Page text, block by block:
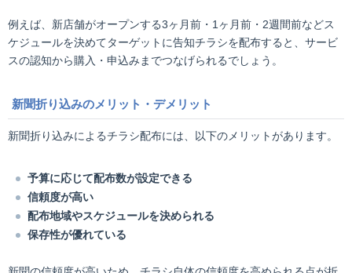
例えば、新店舗がオープンする3ヶ月前・1ヶ月前・2週間前などス
ケジュールを決めてターゲットに告知チラシを配布すると、サービ
スの認知から購入・申込みまでつなげられるでしょう。
新聞折り込みのメリット・デメリット
新聞折り込みによるチラシ配布には、以下のメリットがあります。
予算に応じて配布数が設定できる
信頼度が高い
配布地域やスケジュールを決められる
保存性が優れている